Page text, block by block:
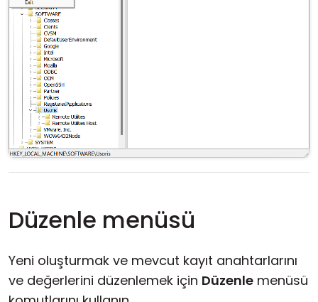
Düzenle menüsü
Yeni oluşturmak ve mevcut kayıt anahtarlarını
ve değerlerini düzenlemek için Düzenle menüsü